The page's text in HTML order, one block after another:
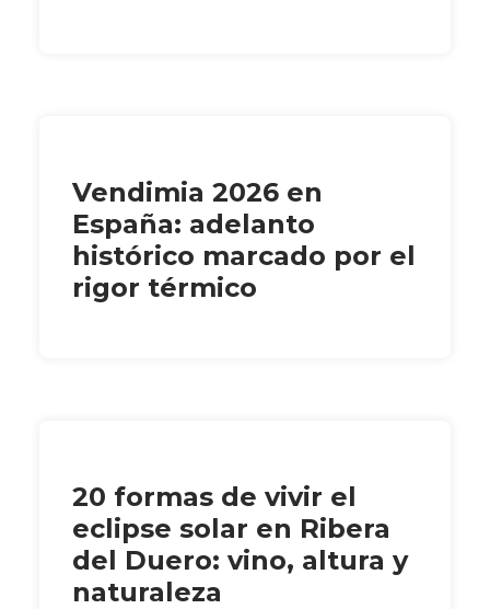
Vendimia 2026 en
España: adelanto
histórico marcado por el
rigor térmico
20 formas de vivir el
eclipse solar en Ribera
del Duero: vino, altura y
naturaleza